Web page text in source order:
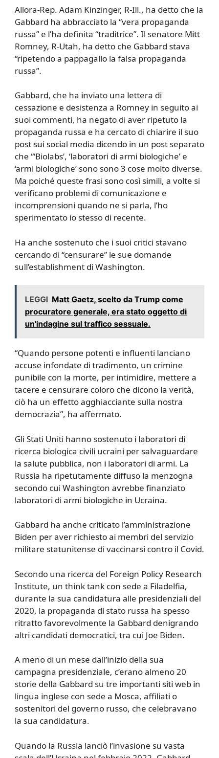
Allora-Rep. Adam Kinzinger, R-Ill., ha detto che la
Gabbard ha abbracciato la “vera propaganda
russa” e l’ha definita “traditrice”. Il senatore Mitt
Romney, R-Utah, ha detto che Gabbard stava
“ripetendo a pappagallo la falsa propaganda
russa”.
Gabbard, che ha inviato una lettera di
cessazione e desistenza a Romney in seguito ai
suoi commenti, ha negato di aver ripetuto la
propaganda russa e ha cercato di chiarire il suo
post sui social media dicendo in un post separato
che “‘Biolabs’, ‘laboratori di armi biologiche’ e
‘armi biologiche’ sono sono 3 cose molto diverse.
Ma poiché queste frasi sono così simili, a volte si
verificano problemi di comunicazione e
incomprensioni quando ne si parla, l’ho
sperimentato io stesso di recente.
Ha anche sostenuto che i suoi critici stavano
cercando di “censurare” le sue domande
sull’establishment di Washington.
LEGGI Matt Gaetz, scelto da Trump come
procuratore generale, era stato oggetto di
un'indagine sul traffico sessuale.
“Quando persone potenti e influenti lanciano
accuse infondate di tradimento, un crimine
punibile con la morte, per intimidire, mettere a
tacere e censurare coloro che dicono la verità,
ciò ha un effetto agghiacciante sulla nostra
democrazia”, ​​ha affermato.
Gli Stati Uniti hanno sostenuto i laboratori di
ricerca biologica civili ucraini per salvaguardare
la salute pubblica, non i laboratori di armi. La
Russia ha ripetutamente diffuso la menzogna
secondo cui Washington avrebbe finanziato
laboratori di armi biologiche in Ucraina.
Gabbard ha anche criticato l’amministrazione
Biden per aver richiesto ai membri del servizio
militare statunitense di vaccinarsi contro il Covid.
Secondo una ricerca del Foreign Policy Research
Institute, un think tank con sede a Filadelfia,
durante la sua candidatura alle presidenziali del
2020, la propaganda di stato russa ha spesso
ritratto favorevolmente la Gabbard denigrando
altri candidati democratici, tra cui Joe Biden.
A meno di un mese dall’inizio della sua
campagna presidenziale, c’erano almeno 20
storie della Gabbard su tre importanti siti web in
lingua inglese con sede a Mosca, affiliati o
sostenitori del governo russo, che celebravano
la sua candidatura.
Quando la Russia lanciò l’invasione su vasta